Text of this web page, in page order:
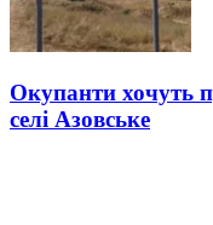
Окупанти хочуть
селі Азовське